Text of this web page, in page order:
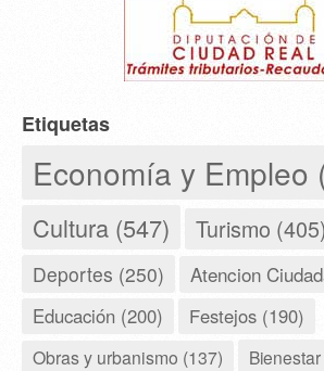
Etiquetas
Economía y Empleo
Cultura (547) Turismo (405)
Deportes (250) Atencion
Educación (200) Festejos (190)
Obras y urbanismo (137)